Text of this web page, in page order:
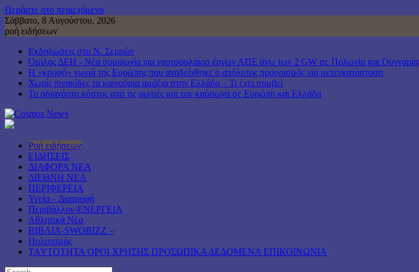
Περάστε στο περιεχόμενο
Σάββατο, 8 Αυγούστου, 2026
ροή ειδήσεων
Εκδηλώσεις στο Ν. Σερρών
Όμιλος ΔΕΗ - Νέα συμφωνία για χαρτοφυλάκιο έργων ΑΠΕ άνω των 2 GW σε Πολωνία και Ουγγαρία
Η «κρυφή» γωνιά της Ευρώπης που αναδείχθηκε ο απόλυτος προορισμός για μετεγκατάσταση
Χωρίς πινακίδες τα καινούρια αμάξια στην Ελλάδα – Τι έχει συμβεί
Το αδιανόητο κόστος από τις φωτιές και τον καύσωνα σε Ευρώπη και Ελλάδα
Ροή ειδήσεων
ΕΙΔΗΣΕΙΣ
ΔΙΑΦΟΡΑ ΝΕΑ
ΔΙΕΘΝΗ ΝΕΑ
ΠΕΡΙΦΕΡΕΙΑ
Υγεία – Διατροφή
Περιβάλλον-ΕΝΕΡΓΕΙΑ
Αθλητικά Νέα
ΒΙΒΛΙΑ-SWOBIZZ –
Πολιτισμός
TAYTOTHTA ΟΡΟΙ ΧΡΗΣΗΣ ΠΡΟΣΩΠΙΚΑ ΔΕΔΟΜΕΝΑ ΕΠΙΚΟΙΝΩΝΙΑ